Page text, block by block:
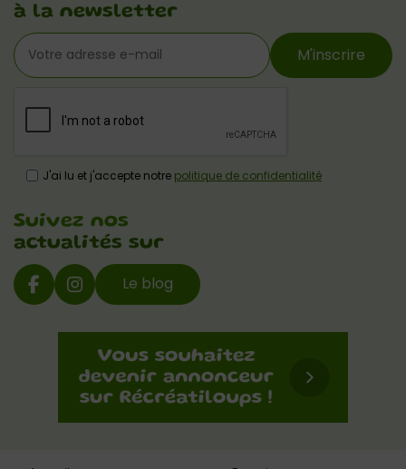
à la newsletter
M'inscrire
J'ai lu et j'accepte notre politique de confidentialité
Suivez nos
actualités sur
Le blog